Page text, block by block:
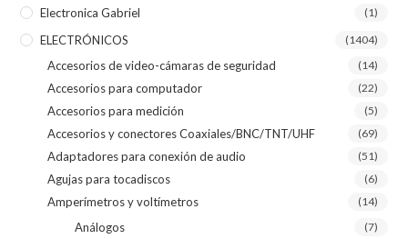
Electronica Gabriel (1)
ELECTRÓNICOS (1404)
Accesorios de video-cámaras de seguridad (14)
Accesorios para computador (22)
Accesorios para medición (5)
Accesorios y conectores Coaxiales/BNC/TNT/UHF (69)
Adaptadores para conexión de audio (51)
Agujas para tocadiscos (6)
Amperímetros y voltímetros (14)
Análogos (7)